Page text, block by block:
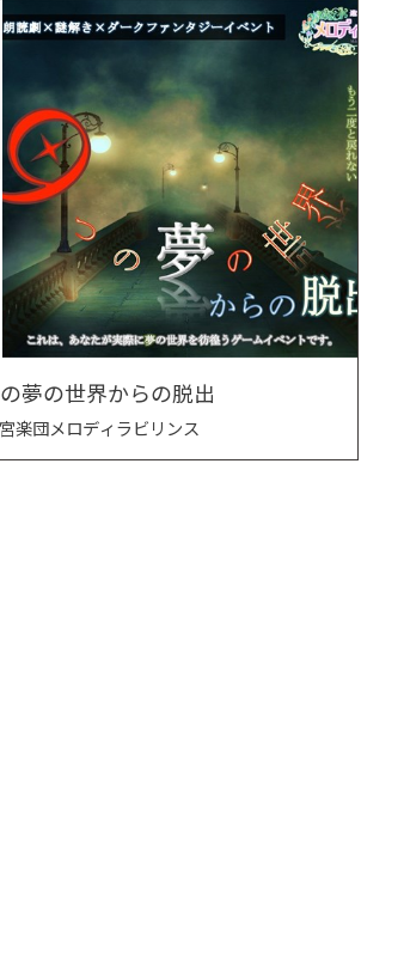
夢の世界からの脱出
楽団メロディラビリンス